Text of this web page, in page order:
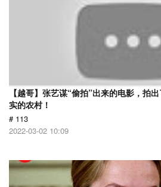
【越哥】张艺谋“偷拍”出来的电影，拍
实的农村！
# 113
2022-03-02 10:09